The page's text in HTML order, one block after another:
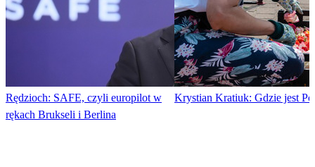
Rędzioch: SAFE, czyli europilot w
rękach Brukseli i Berlina
Krystian Kratiuk: Gdzie jest